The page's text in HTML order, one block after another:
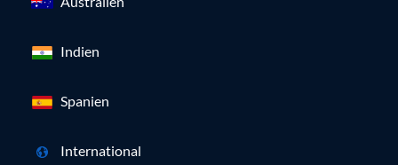
Indien
Spanien
International